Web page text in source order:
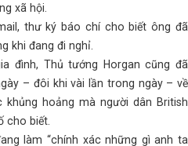
xã hội.
thư ký báo chí cho biết ông đã
khi đang đi nghỉ.
đình, Thủ tướng Horgan cũng đã
– đôi khi vài lần trong ngày – về
hoảng mà người dân British
cho biết.
làm “chính xác những gì anh ta